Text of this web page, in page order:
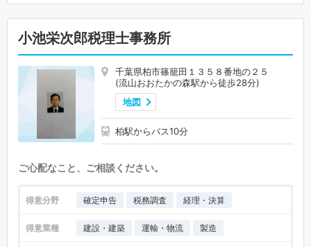
小池栄次郎税理士事務所
千葉県柏市篠籠田１３５８番地の２５
(流山おおたかの森駅から徒歩28分)
地図
柏駅からバス10分
ご心配なこと、ご相談ください。
得意分野 確定申告 税務調査 経理・決算
得意業種 建設・建築 運輸・物流 製造